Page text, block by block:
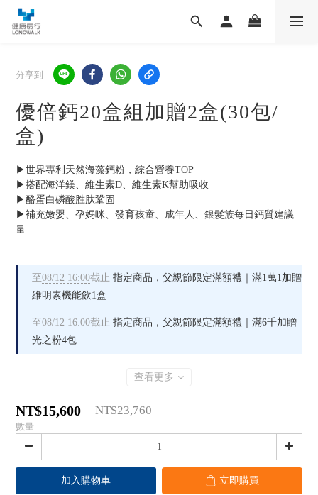
分享到
優倍鈣20盒組加贈2盒(30包/
盒)
▶世界專利天然海藻鈣粉，綜合營養TOP
▶搭配海洋鎂、維生素D、維生素K幫助吸收
▶酪蛋白磷酸胜肽鞏固
▶補充嫩嬰、孕媽咪、發育孩童、成年人、銀髮族每日鈣質建議
量
至08/12 16:00截止 指定商品，父親節限定滿額禮｜滿1萬1加贈
維明素機能飲1盒
至08/12 16:00截止 指定商品，父親節限定滿額禮｜滿6千加贈
光之粉4包
查看更多
NT$15,600 NT$23,760
數量
加入購物車 立即購買